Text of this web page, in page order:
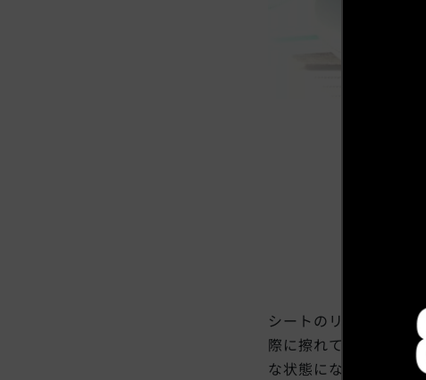
シートのリペアを施
際に擦れてしまう部
な状態になっている